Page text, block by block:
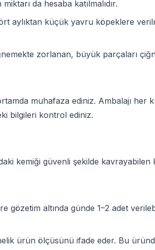
da hesaba katılmalıdır.
aylıktan küçük yavru köpeklere
zorlanan, büyük parçaları
muhafaza ediniz. Ambalajı
bilgileri kontrol ediniz.
kemiği güvenli şekilde
gözetim altında günde 1–2 adet
ürün ölçüsünü ifade eder. Bu